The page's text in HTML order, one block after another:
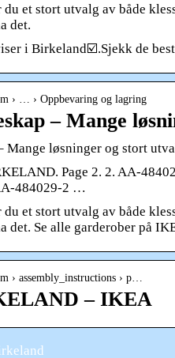
et stort utvalg av både
det.
i Birkeland☑️.Sjekk de
› … › Oppbevaring og lagring
– Mange
Mange løsninger og stort
Page 2. 2. AA-
484029-2 …
et stort utvalg av både
det. Se alle garderober på
› assembly_instructions › p…
– IKEA